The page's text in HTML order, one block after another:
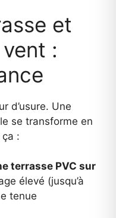
et
:
d’usure. Une
se transforme en
:
terrasse PVC sur
élevé (jusqu’à
tenue